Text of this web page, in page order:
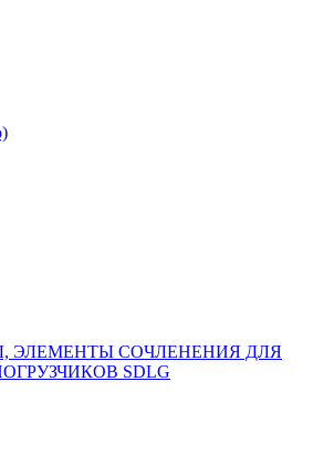
ЭЛЕМЕНТЫ СОЧЛЕНЕНИЯ ДЛЯ
SDLG